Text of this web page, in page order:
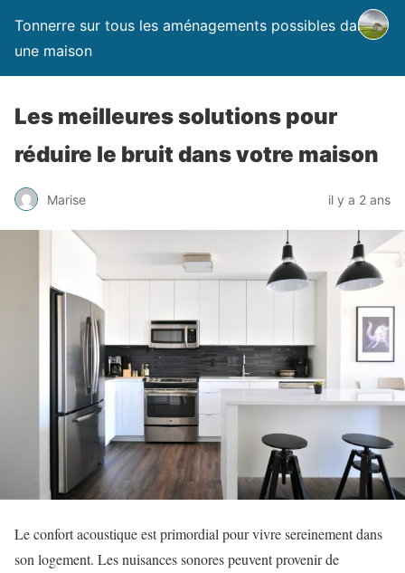
Tonnerre sur tous les aménagements possibles dans
une maison
Les meilleures solutions pour
réduire le bruit dans votre maison
Marise il y a 2 ans
Le confort acoustique est primordial pour vivre sereinement dans
son logement. Les nuisances sonores peuvent provenir de